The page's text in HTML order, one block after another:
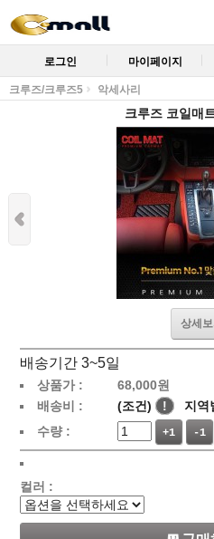
로그인 마이페이지
크루즈/크루즈5 악세사리
크루즈 코일매
상세보
배송기간 3~5일
상품가 : 68,000원
배송비 :
(조건) ! 지역
수량 :
+1 -1
컬러 :